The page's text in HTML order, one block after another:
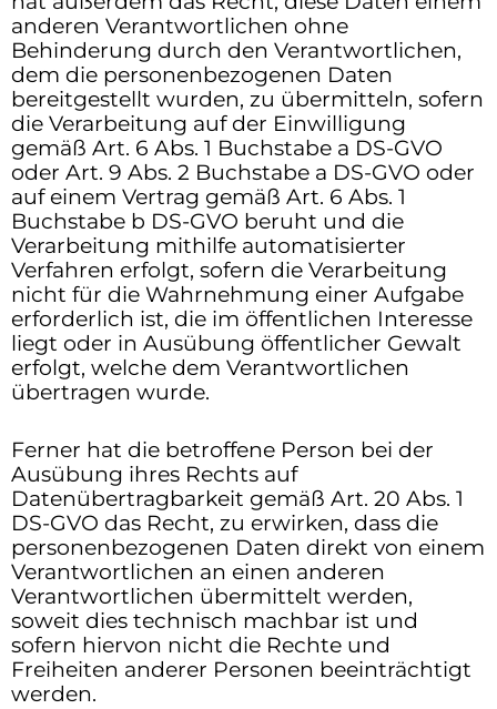
anderen Verantwortlichen ohne
Behinderung durch den Verantwortlichen,
dem die personenbezogenen Daten
bereitgestellt wurden, zu übermitteln, sofern
die Verarbeitung auf der Einwilligung
gemäß Art. 6 Abs. 1 Buchstabe a DS-GVO
oder Art. 9 Abs. 2 Buchstabe a DS-GVO oder
auf einem Vertrag gemäß Art. 6 Abs. 1
Buchstabe b DS-GVO beruht und die
Verarbeitung mithilfe automatisierter
Verfahren erfolgt, sofern die Verarbeitung
nicht für die Wahrnehmung einer Aufgabe
erforderlich ist, die im öffentlichen Interesse
liegt oder in Ausübung öffentlicher Gewalt
erfolgt, welche dem Verantwortlichen
übertragen wurde.
Ferner hat die betroffene Person bei der
Ausübung ihres Rechts auf
Datenübertragbarkeit gemäß Art. 20 Abs. 1
DS-GVO das Recht, zu erwirken, dass die
personenbezogenen Daten direkt von einem
Verantwortlichen an einen anderen
Verantwortlichen übermittelt werden,
soweit dies technisch machbar ist und
sofern hiervon nicht die Rechte und
Freiheiten anderer Personen beeinträchtigt
werden.